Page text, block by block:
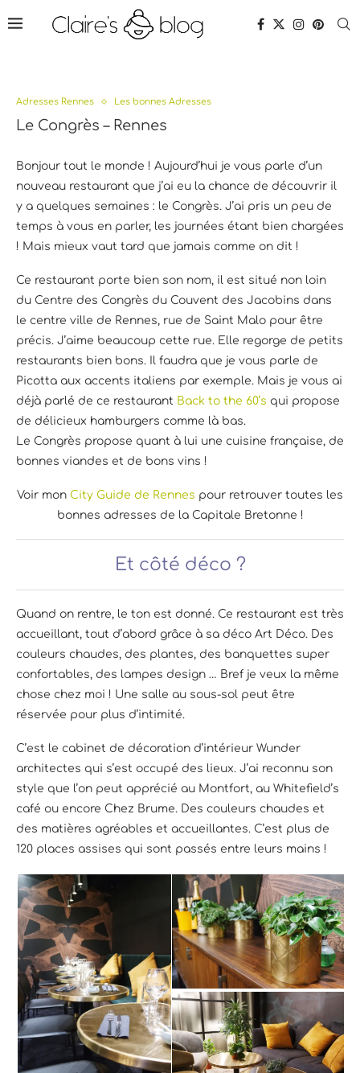
Adresses Rennes Les bonnes Adresses
Le Congrès – Rennes
Bonjour tout le monde ! Aujourd’hui je vous parle d’un
nouveau restaurant que j’ai eu la chance de découvrir il
y a quelques semaines : le Congrès. J’ai pris un peu de
temps à vous en parler, les journées étant bien chargées
! Mais mieux vaut tard que jamais comme on dit !
Ce restaurant porte bien son nom, il est situé non loin
du Centre des Congrès du Couvent des Jacobins dans
le centre ville de Rennes, rue de Saint Malo pour être
précis. J’aime beaucoup cette rue. Elle regorge de petits
restaurants bien bons. Il faudra que je vous parle de
Picotta aux accents italiens par exemple. Mais je vous ai
déjà parlé de ce restaurant Back to the 60’s qui propose
de délicieux hamburgers comme là bas.
Le Congrès propose quant à lui une cuisine française, de
bonnes viandes et de bons vins !
Voir mon City Guide de Rennes pour retrouver toutes les
bonnes adresses de la Capitale Bretonne !
Et côté déco ?
Quand on rentre, le ton est donné. Ce restaurant est très
accueillant, tout d’abord grâce à sa déco Art Déco. Des
couleurs chaudes, des plantes, des banquettes super
confortables, des lampes design … Bref je veux la même
chose chez moi ! Une salle au sous-sol peut être
réservée pour plus d’intimité.
C’est le cabinet de décoration d’intérieur Wunder
architectes qui s’est occupé des lieux. J’ai reconnu son
style que l’on peut apprécié au Montfort, au Whitefield’s
café ou encore Chez Brume. Des couleurs chaudes et
des matières agréables et accueillantes. C’est plus de
120 places assises qui sont passés entre leurs mains !